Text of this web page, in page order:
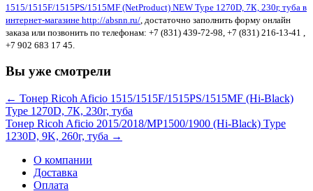
1515/1515F/1515PS/1515MF (NetProduct) NEW Type 1270D, 7К, 230г, туба в
интернет-магазине http://absnn.ru/ , достаточно заполнить форму онлайн
заказа или позвонить по телефонам: +7 (831) 439-72-98, +7 (831) 216-13-41 ,
+7 902 683 17 45.
Вы уже смотрели
← Тонер Ricoh Aficio 1515/1515F/1515PS/1515MF (Hi-Black)
Type 1270D, 7К, 230г, туба
Тонер Ricoh Aficio 2015/2018/MP1500/1900 (Hi-Black) Type
1230D, 9K, 260г, туба →
О компании
Доставка
Оплата